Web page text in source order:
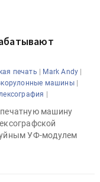
печать | Mark Andy |
машины|
|
машину
УФ-модулем